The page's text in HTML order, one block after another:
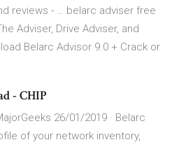
reviews - … belarc adviser free
Adviser, Drive Adviser, and
Belarc Advisor 9.0 + Crack or
- CHIP
26/01/2019 · Belarc
of your network inventory,